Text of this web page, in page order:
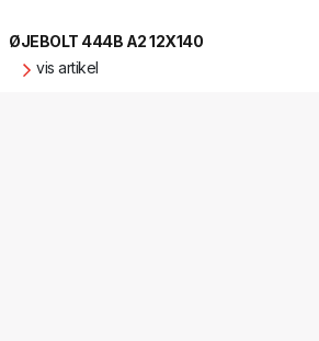
ØJEBOLT 444B A2 12X140
vis artikel